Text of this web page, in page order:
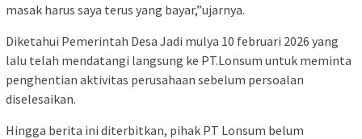
masak harus saya terus yang bayar,”ujarnya.
Diketahui Pemerintah Desa Jadi mulya 10 februari 2026 yang
lalu telah mendatangi langsung ke PT.Lonsum untuk meminta
penghentian aktivitas perusahaan sebelum persoalan
diselesaikan.
Hingga berita ini diterbitkan, pihak PT Lonsum belum